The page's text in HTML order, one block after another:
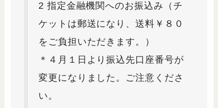
2 指定金融機関へのお振込み（チ
ケットは郵送になり、送料￥８０
をご負担いただきます。）
＊４月１日より振込先口座番号が
変更になりました。ご注意くださ
い。